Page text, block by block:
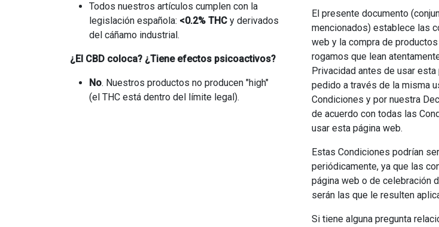
Todos nuestros artículos cumplen con la
legislación española: <0.2% THC y derivados
del cáñamo industrial.
¿El CBD coloca? ¿Tiene efectos psicoactivos?
No. Nuestros productos no producen "high"
(el THC está dentro del límite legal).
El presente documento
mencionados) establece las
web y la compra de
rogamos que lean
Privacidad antes de usar
pedido a través de la misma
Condiciones y por nuestra
de acuerdo con todas las
usar esta página web.
Estas Condiciones podrían
periódicamente, ya que las
página web o de celebración
serán las que le resulten
Si tiene alguna pregunta